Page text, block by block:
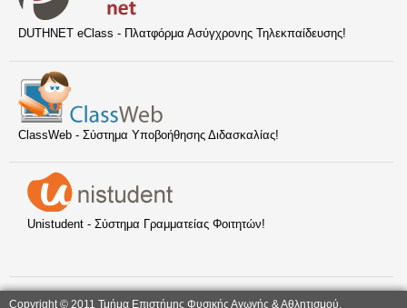
DUTHNET eClass - Πλατφόρμα Ασύγχρονης Τηλεκπαίδευσης!
ClassWeb - Σύστημα Υποβοήθησης Διδασκαλίας!
Unistudent - Σύστημα Γραμματείας Φοιτητών!
Copyright © 2011 Τμήμα Επιστήμης Φυσικής Αγωγής & Αθλητισμού,